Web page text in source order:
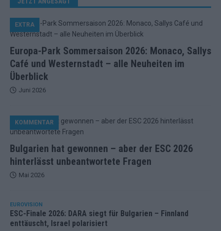
Europa-Park Sommersaison 2026: Monaco, Sallys
Café und Westernstadt – alle Neuheiten im
Überblick
EXTRA
Juni 2026
Bulgarien hat gewonnen – aber der ESC 2026
hinterlässt unbeantwortete Fragen
KOMMENTAR
Mai 2026
EUROVISION
ESC-Finale 2026: DARA siegt für Bulgarien – Finnland
enttäuscht, Israel polarisiert